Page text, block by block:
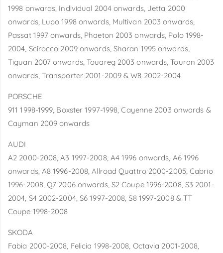
1998 onwards, Individual 2004 onwards, Jetta 2000
onwards, Lupo 1998 onwards, Multivan 2003 onwards,
Passat 1997 onwards, Phaeton 2003 onwards, Polo 1998-
2004, Scirocco 2009 onwards, Sharan 1995 onwards,
Tiguan 2007 onwards, Touareg 2003 onwards, Touran 2003
onwards, Transporter 2001-2009 & W8 2002-2004
PORSCHE
911 1998-1999, Boxster 1997-1998, Cayenne 2003 onwards &
Cayman 2009 onwards
AUDI
A2 2000-2008, A3 1997-2008, A4 1996 onwards, A6 1996
onwards, A8 1996-2008, Allroad Quattro 2000-2005, Cabrio
1996-2008, Q7 2006 onwards, S2 Coupe 1996-2008, S3 2001-
2004, S4 2002-2004, S6 1997-2008, S8 1997-2008 & TT
Coupe 1998-2008
SKODA
Fabia 2000-2008, Felicia 1998-2008, Octavia 2001-2008,